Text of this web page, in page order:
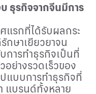
ธุรกิจจากจีนมีการ
แรกที่ได้รับผลกระ
กษาเยียวยาจน
การทำธุรกิจเป็นที่
ย่างรวดเร็วของ
ปแบบการทำธุรกิจที่
แบรนด์ทั้งหลาย